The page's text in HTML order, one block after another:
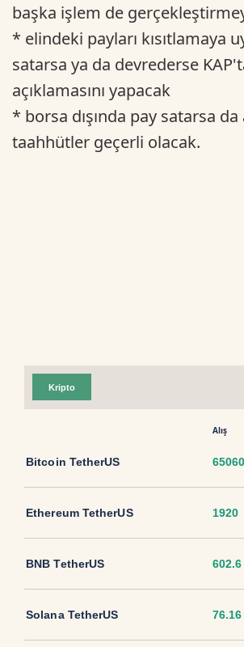
başka işlem de
* elindeki payları kısıtlamaya
satarsa ya da devrederse
açıklamasını yapacak
* borsa dışında pay satarsa da
taahhütler geçerli olacak.
Kripto
Alış
Bitcoin TetherUS 65060
Ethereum TetherUS 1920
BNB TetherUS 602.6
Solana TetherUS 76.16